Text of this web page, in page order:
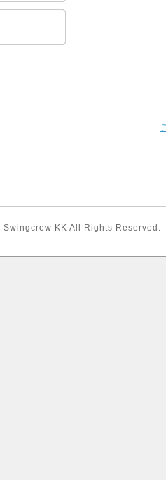
KK All Rights Reserved.